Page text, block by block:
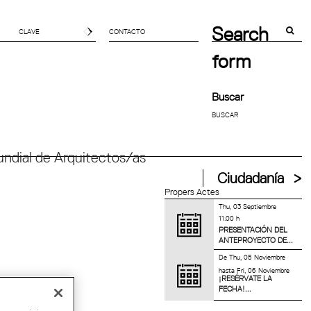
CONTACTO
Search
form
Buscar
de Arquitectos/as
Ciudadanía
Propers Actes
Thu, 03 Septiembre
11.00 h
PRESENTACIÓN DEL
ANTEPROYECTO DE...
DeThu, 05 Noviembre
hastaFri, 06 Noviembre
¡RESÉRVATE LA
FECHA!...